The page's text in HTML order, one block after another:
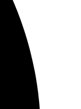
в срок,